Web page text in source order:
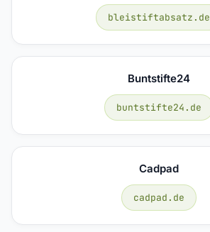
bleistiftabsatz.de
Buntstifte24
buntstifte24.de
Cadpad
cadpad.de